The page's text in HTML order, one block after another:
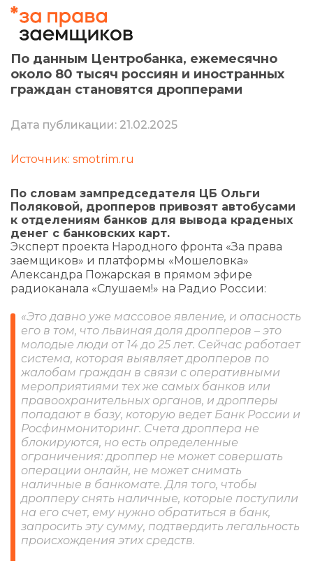
По данным Центробанка, ежемесячно
около 80 тысяч россиян и иностранных
граждан становятся дропперами
Дата публикации: 21.02.2025
Источник: smotrim.ru
По словам зампредседателя ЦБ Ольги
Поляковой, дропперов привозят автобусами
к отделениям банков для вывода краденых
денег с банковских карт.
Эксперт проекта Народного фронта «За права
заемщиков» и платформы «Мошеловка»
Александра Пожарская в прямом эфире
радиоканала «Слушаем!» на Радио России:
«Это давно уже массовое явление, и опасность
его в том, что львиная доля дропперов – это
молодые люди от 14 до 25 лет. Сейчас работает
система, которая выявляет дропперов по
жалобам граждан в связи с оперативными
мероприятиями тех же самых банков или
правоохранительных органов, и дропперы
попадают в базу, которую ведет Банк России и
Росфинмониторинг. Счета дроппера не
блокируются, но есть определенные
ограничения: дроппер не может совершать
операции онлайн, не может снимать
наличные в банкомате. Для того, чтобы
дропперу снять наличные, которые поступили
на его счет, ему нужно обратиться в банк,
запросить эту сумму, подтвердить легальность
происхождения этих средств.